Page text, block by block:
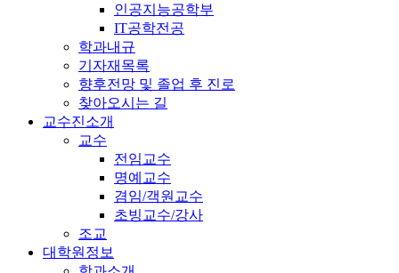
인공지능공학부
IT공학전공
학과내규
기자재목록
향후전망 및 졸업 후 진로
찾아오시는 길
교수진소개
교수
전임교수
명예교수
겸임/객원교수
초빙교수/강사
조교
대학원정보